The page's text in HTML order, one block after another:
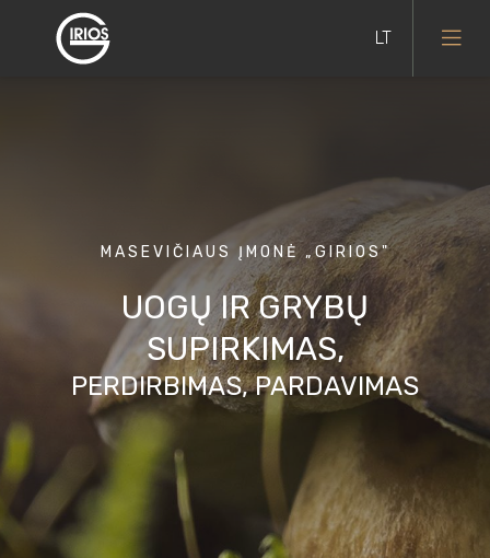
MASEVIČIAUS ĮMONĖ „GIRIOS"
UOGŲ IR GRYBŲ
SUPIRKIMAS,
PERDIRBIMAS, PARDAVIMAS